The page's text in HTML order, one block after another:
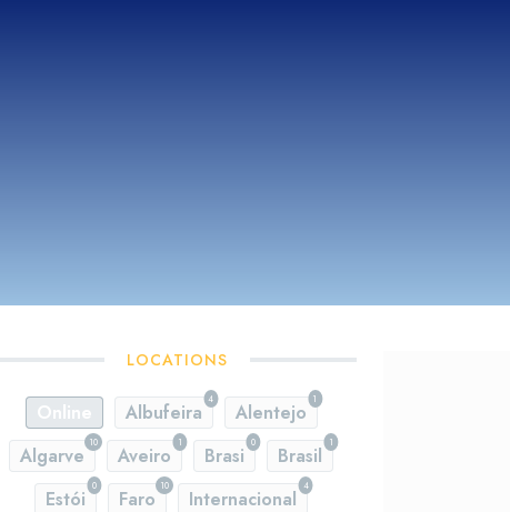
LOCATIONS
Online
4
Albufeira
1
Alentejo
10
Algarve
1
Aveiro
0
Brasi
1
Brasil
0
Estói
10
Faro
4
Internacional